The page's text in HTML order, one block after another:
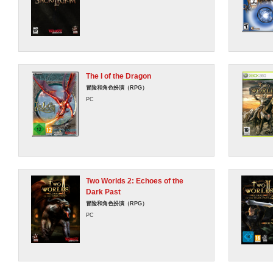
The I of the Dragon
冒险和角色扮演（RPG）
PC
Two Worlds 2: Echoes of the
Dark Past
冒险和角色扮演（RPG）
PC